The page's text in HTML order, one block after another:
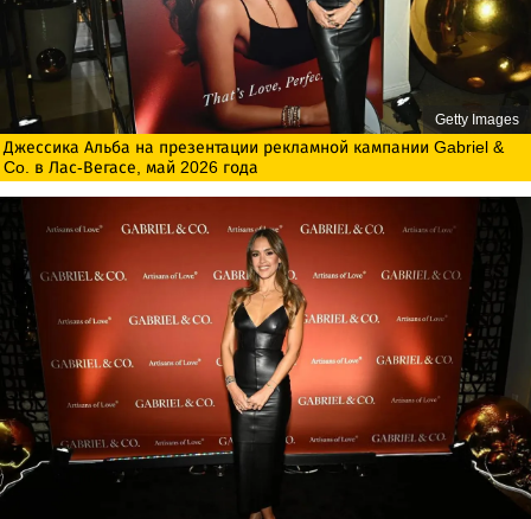
Getty Images
Джессика Альба на презентации рекламной кампании Gabriel &
Co. в Лас-Вегасе, май 2026 года